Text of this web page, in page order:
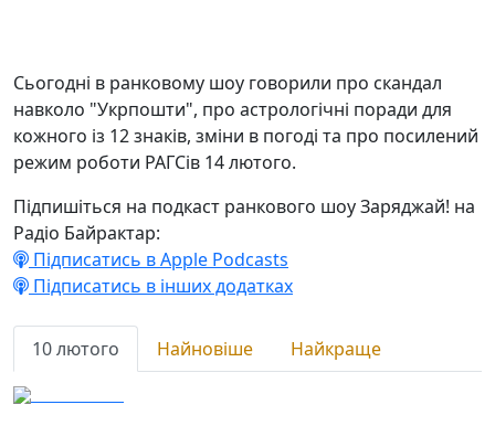
Сьогодні в ранковому шоу говорили про скандал
навколо "Укрпошти", про астрологічні поради для
кожного із 12 знаків, зміни в погоді та про посилений
режим роботи РАГСів 14 лютого.
Підпишіться на подкаст ранкового шоу Заряджай! на
Радіо Байрактар:
Підписатись в Apple Podcasts
Підписатись в інших додатках
10 лютого Найновіше
Найкраще